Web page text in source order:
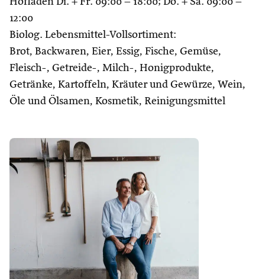
12:00
Biolog. Lebensmittel-Vollsortiment:
Brot, Backwaren, Eier, Essig, Fische, Gemüse,
Fleisch-, Getreide-, Milch-, Honigprodukte,
Getränke, Kartoffeln, Kräuter und Gewürze, Wein,
Öle und Ölsamen, Kosmetik, Reinigungsmittel